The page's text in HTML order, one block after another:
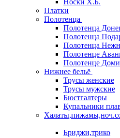
Носки Х.Б.
Платки
Полотенца
Полотенца
Полотенца
Полотенца
Полотенце
Полотенце
Нижнее бельё
Трусы женские
Трусы мужские
Бюстгалтеры
Купальники
Бриджи,трико